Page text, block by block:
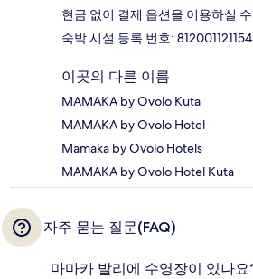
현금 없이 결제 옵션을 이용하실
숙박 시설 등록 번호:
이곳의 다른 이름
MAMAKA by Ovolo Kuta
MAMAKA by Ovolo Hotel
Mamaka by Ovolo Hotels
MAMAKA by Ovolo Hotel Kuta
자주 묻는 질문(FAQ)
마마카 발리에 수영장이 있나요